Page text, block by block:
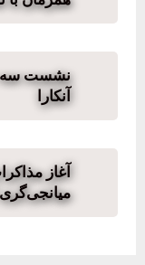
نشست سه
آنکارا
آغاز
میانجی‌گری